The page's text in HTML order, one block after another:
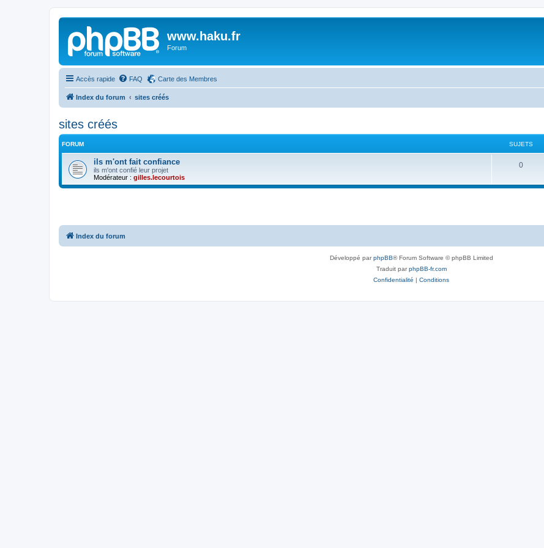
www.haku.fr
Forum
Accès rapide FAQ Carte des Membres
Index du forum sites créés
sites créés
FORUM SUJETS
ils m'ont fait confiance
ils m'ont confié leur projet
Modérateur : gilles.lecourtois
0
Index du forum
Développé parphpBB® Forum Software © phpBB Limited
Traduit parphpBB-fr.com
Confidentialité | Conditions